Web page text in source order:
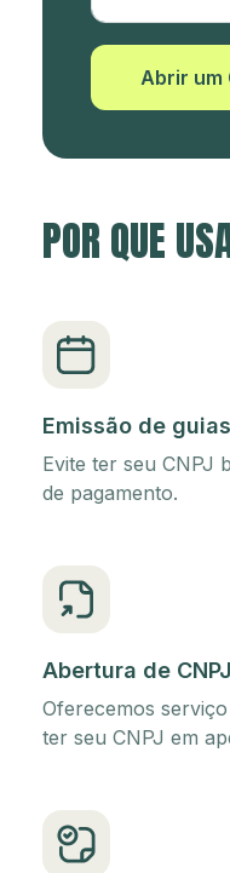
Abrir um
POR QUE
Emissão de
Evite ter seu CNPJ
de pagamento.
Abertura de
Oferecemos
ter seu CNPJ em